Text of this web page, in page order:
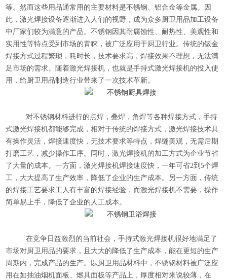
等。然而这些用品通常用的主要材料是不锈钢、铝合金等金属。因
此，激光焊接设备逐渐进入人们的视野，成为众多厨卫用品加工设备
中厂家们较为满意的产品。不锈钢因其耐腐蚀性、耐热性、美观性和
实用性等特点受到市场的青睐，被广泛应用于厨卫行业。传统的钣金
焊接方式过程繁琐，耗时长，技术要求高，焊接效果不理想，无法满
足市场的需求。随着激光焊接机 ，也就是手持式激光焊接机的投入使
用，给厨卫用品制造行业带来了一次技术革新。
对不锈钢材料进行的点焊，叠焊，角焊等各种焊接方式，手持
式激光焊接机都能够完成，相对于传统的焊接方式，激光焊接技术具
有操作灵活，焊接速度快，无技术要求等特点，焊缝美观，无需后期
打磨工艺，减少操作工序。同时，激光焊接机的加工方式为企业节省
了大量的成本。一方面，激光焊接机焊接速度快，一年可省2到5个焊
工，大大提高了生产效率，降低了企业的生产成本。另一方面，传统
的焊接工艺要求工人有丰富的焊接经验，而激光焊接机不需要，操作
简单易上手，降低了企业的人工成本。
在竞争日益激烈的当前社会，手持式激光焊接机很好地满足了
市场对厨卫用品的要求，且大大的降低了生产成本，能在更短的生产
周期内，完成产品的生产。以厨卫用品材料中，不锈钢材料被广泛应
用在如抽油烟机面板、燃具面板等产品上，厚度相对来说较薄，在